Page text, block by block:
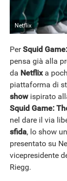
Netflix
PerSquid
pensa già alla
da Netflixa
piattaforma di
showispirato
Squid Game:
nel dare il via
sfida, lo show
presentato su
vicepresidente
Riegg.